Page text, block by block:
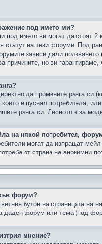
под името ми?
под името ви могат да стоят
на тези форуми. Под
зависи дали
причините, но ви гарантираме,
да промените ранга си
е пуснал потребителя,
ранга си. Лесното е за
на някой потребител,
могат да изпращат
от страна на анонимни
форум?
бутон на страницата
даден форум или тема (под
мнение?